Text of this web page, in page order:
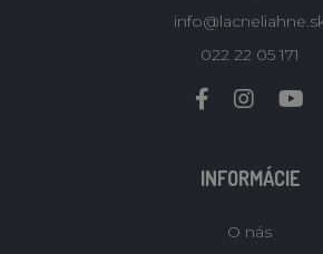
022 22 05 171
INFORMÁCIE
O nás